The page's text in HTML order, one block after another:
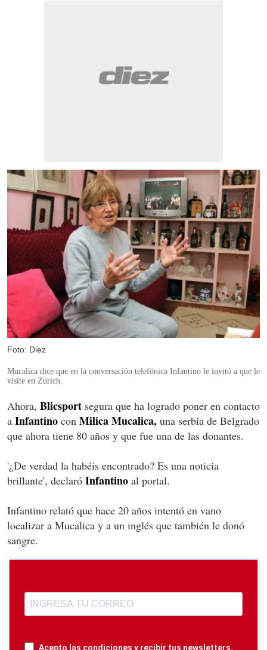
Foto: Diez
Mucalica dice que en la conversación telefónica Infantino le invitó a que le
visite en Zúrich.
Ahora, Blicsport segura que ha logrado poner en contacto
a Infantino con Milica Mucalica, una serbia de Belgrado
que ahora tiene 80 años y que fue una de las donantes.
'¿De verdad la habéis encontrado? Es una noticia
brillante', declaró Infantino al portal.
Infantino relató que hace 20 años intentó en vano
localizar a Mucalica y a un inglés que también le donó
sangre.
Acepto las condiciones y recibir tus newsletters.